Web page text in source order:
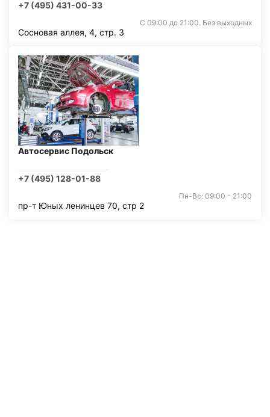
+7 (495) 431-00-33
С 09:00 до 21:00. Без выходных
Сосновая аллея, 4, стр. 3
Автосервис Подольск
+7 (495) 128-01-88
Пн-Вс: 09:00 - 21:00
пр-т Юных ленинцев 70, стр 2